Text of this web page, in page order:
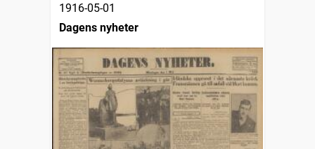
1916-05-01
Dagens nyheter